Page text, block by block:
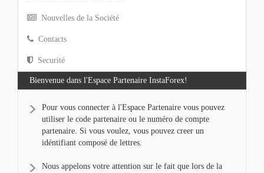
Nouvelles de la Société
Contacts
Securité
Bienvenue dans l'Espace Partenaire InstaForex!
Pour vous connecter à l'Espace Partenaire vous pouvez
utiliser le code partenaire ou le numéro de compte
partenaire. Si vous voulez, vous pouvez creer un
idéntifiant composé de lettres.
Nous appelons votre attention sur le fait que lors de la